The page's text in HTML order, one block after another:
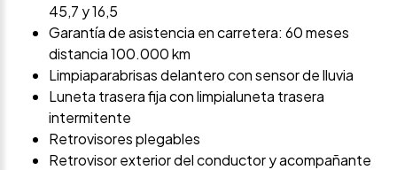
45,7 y 16,5
Garantía de asistencia en carretera: 60 meses
distancia 100.000 km
Limpiaparabrisas delantero con sensor de lluvia
Luneta trasera fija con limpialuneta trasera
intermitente
Retrovisores plegables
Retrovisor exterior del conductor y acompañante